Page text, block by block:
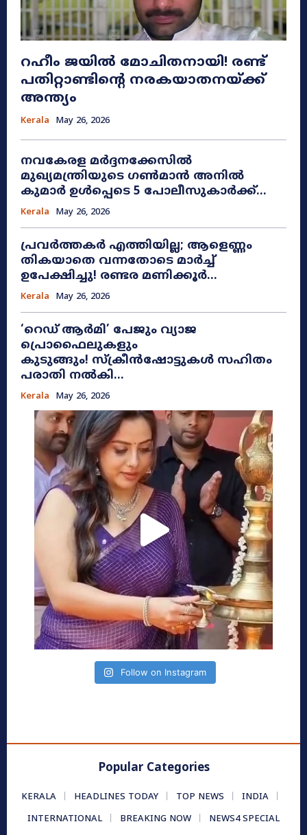
റഹീം ജയിൽ മോചിതനായി! രണ്ട്
പതിറ്റാണ്ടിന്റെ നരകയാതനയ്ക്ക്
അന്ത്യം
Kerala May 26, 2026
നവകേരള മർദ്ദനക്കേസിൽ
മുഖ്യമന്ത്രിയുടെ ഗൺമാൻ അനിൽ
കുമാർ ഉൾപ്പെടെ 5 പോലീസുകാർക്ക്...
Kerala May 26, 2026
പ്രവർത്തകർ എത്തിയില്ല; ആളെണ്ണം
തികയാതെ വന്നതോടെ മാർച്ച്
ഉപേക്ഷിച്ചു! രണ്ടര മണിക്കൂർ...
Kerala May 26, 2026
​‘റെഡ് ആർമി’ പേജും വ്യാജ
പ്രൊഫൈലുകളും
കുടുങ്ങും! സ്ക്രീൻഷോട്ടുകൾ സഹിതം
പരാതി നൽകി...
Kerala May 26, 2026
Follow on Instagram
Popular Categories
KERALA HEADLINES TODAY TOP NEWS
INDIA
INTERNATIONAL
BREAKING NOW
NEWS4 SPECIAL